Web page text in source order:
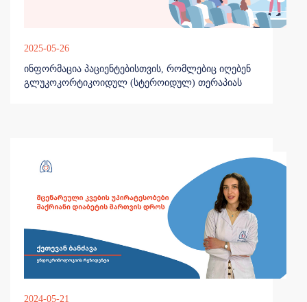
2025-05-26
ინფორმაცია პაციენტებისთვის, რომლებიც იღებენ
გლუკოკორტიკოიდულ (სტეროიდულ) თერაპიას
2024-05-21